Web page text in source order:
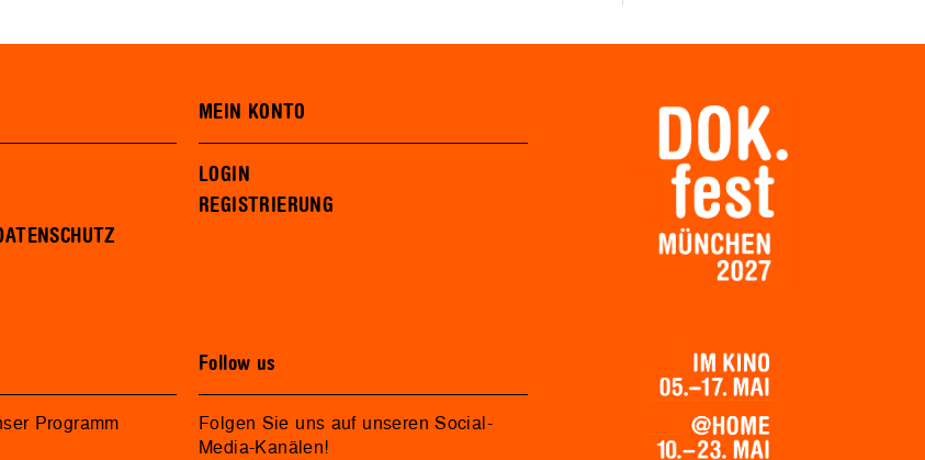
MEIN KONTO
LOGIN
REGISTRIERUNG
Programm
Follow us
Folgen Sie uns auf unseren Social-
Media-Kanälen!